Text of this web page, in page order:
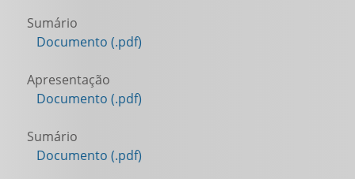
Sumário
Documento (.pdf)
Apresentação
Documento (.pdf)
Sumário
Documento (.pdf)